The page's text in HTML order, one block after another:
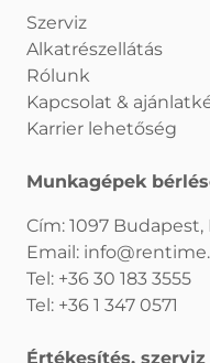
Szerviz
Alkatrészellátás
Rólunk
Kapcsolat &
Karrier lehetőség
Munkagépek
Cím: 1097 Budapest,
Email:
Tel: +36 30 183 3555
Tel: +36 1 347 0571
Értékesítés,